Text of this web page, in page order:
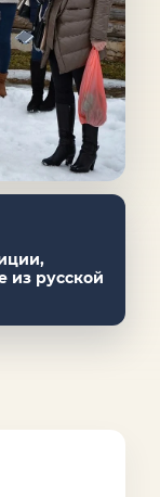
из русской